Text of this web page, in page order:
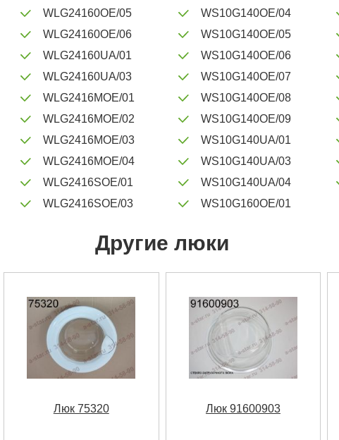
WLG24160OE/05
WLG24160OE/06
WLG24160UA/01
WLG24160UA/03
WLG2416MOE/01
WLG2416MOE/02
WLG2416MOE/03
WLG2416MOE/04
WLG2416SOE/01
WLG2416SOE/03
WS10G140OE/04
WS10G140OE/05
WS10G140OE/06
WS10G140OE/07
WS10G140OE/08
WS10G140OE/09
WS10G140UA/01
WS10G140UA/03
WS10G140UA/04
WS10G160OE/01
Другие люки
Люк 75320 Люк 91600903